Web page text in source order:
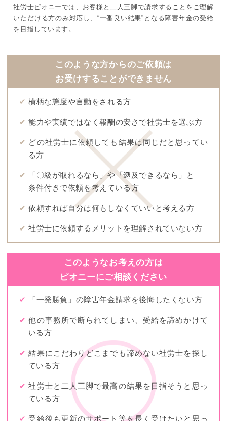
社労士ピオニーでは、お客様と二人三脚で請求することをご理解
いただける方のみ対応し、 “一番良い結果”となる障害年金の受給
を目指しています。
このような方からのご依頼は
お受けすることができません
✔ 横柄な態度や言動をされる方
✔ 能力や実績ではなく報酬の安さで社労士を選ぶ方
✔ どの社労士に依頼しても結果は同じだと思ってい
る方
✔
「〇級が取れるなら」や「遡及できるなら」と
条件付きで依頼を考えている方
✔ 依頼すれば自分は何もしなくていいと考える方
✔ 社労士に依頼するメリットを理解されていない方
このようなお考えの方は
ピオニーにご相談ください
✔ 「一発勝負」の障害年金請求を後悔したくない方
✔ 他の事務所で断られてしまい、受給を諦めかけて
いる方
✔ 結果にこだわりどこまでも諦めない社労士を探し
ている方
✔ 社労士と二人三脚で最高の結果を目指そうと思っ
ている方
✔ 受給後も更新のサポート等を長く受けたいと思っ